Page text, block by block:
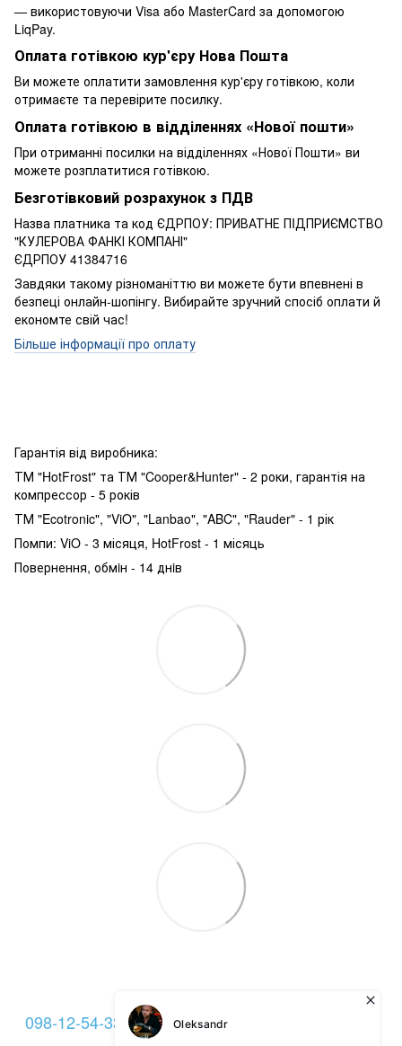
— використовуючи Visa або MasterCard за допомогою
LiqPay.
Оплата готівкою кур'єру Нова Пошта
Ви можете оплатити замовлення кур'єру готівкою, коли
отримаєте та перевірите посилку.
Оплата готівкою в відділеннях «Нової пошти»
При отриманні посилки на відділеннях «Нової Пошти» ви
можете розплатитися готівкою.
Безготівковий розрахунок з ПДВ
Назва платника та код ЄДРПОУ: ПРИВАТНЕ ПIДПРИЄМСТВО
"КУЛЕРОВА ФАНКІ КОМПАНІ"
ЄДРПОУ 41384716
Завдяки такому різноманіттю ви можете бути впевнені в
безпеці онлайн-шопінгу. Вибирайте зручний спосіб оплати й
економте свій час!
Більше інформації про оплату
Гарантія від виробника:
ТМ "HotFrost" та ТМ "Cooper&Hunter" - 2 роки, гарантія на
компрессор - 5 років
ТМ "Ecotronic", "ViO", "Lanbao", "ABC", "Rauder" - 1 рік
Помпи: ViO - 3 місяця, HotFrost - 1 місяць
Повернення, обмiн - 14 днiв
098-12-54-333 093-12-54-333